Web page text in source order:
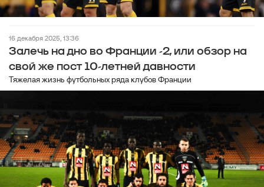
16 декабря 2025, 13:36
Залечь на дно во Франции -2, или обзор на
свой же пост 10-летней давности
Тяжелая жизнь футбольных ряда клубов Франции